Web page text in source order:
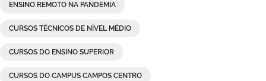
ENSINO REMOTO NA PANDEMIA
CURSOS TÉCNICOS DE NÍVEL MÉDIO
CURSOS DO ENSINO SUPERIOR
CURSOS DO CAMPUS CAMPOS CENTRO